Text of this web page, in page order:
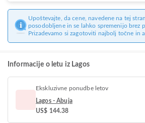
Upoštevajte, da cene, navedene na tej
posodobljene in se lahko spremenijo brez
Prizadevamo si zagotoviti najbolj točne in
Informacije o letu iz Lagos
Ekskluzivne ponudbe letov
Lagos - Abuja
US$ 144.38